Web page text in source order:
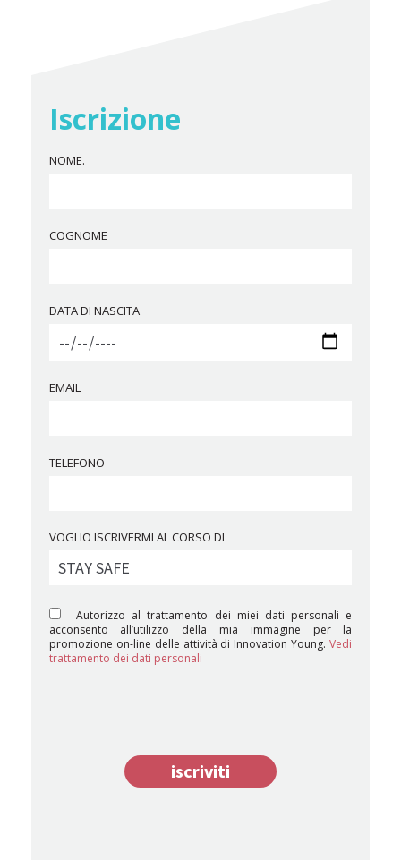
Iscrizione
NOME.
COGNOME
DATA DI NASCITA
EMAIL
TELEFONO
VOGLIO ISCRIVERMI AL CORSO DI
Autorizzo al trattamento dei miei dati personali e
acconsento all’utilizzo della mia immagine per la
promozione on-line delle attività di Innovation Young.Vedi
trattamento dei dati personali